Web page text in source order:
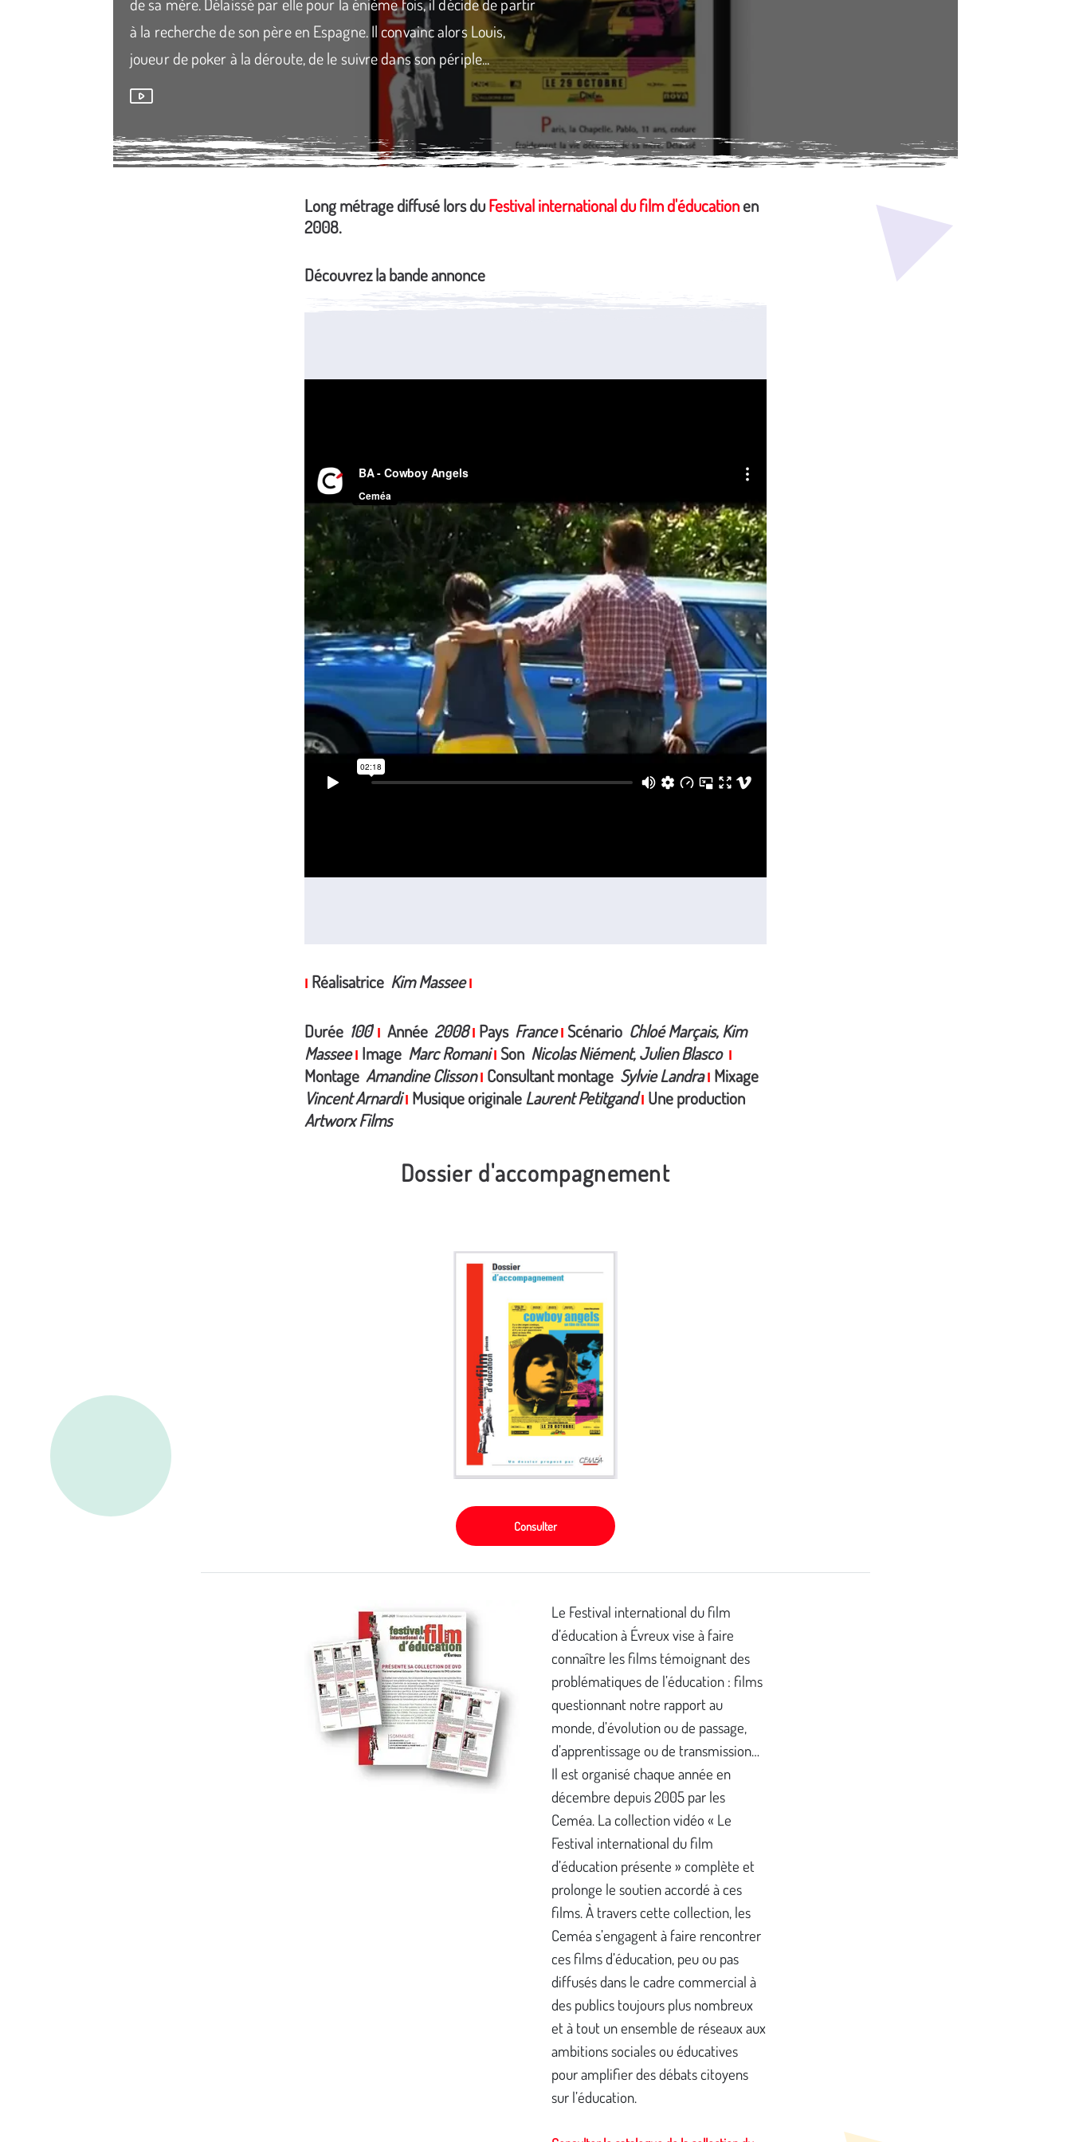
à la recherche de son père en Espagne. Il convainc alors Louis,
joueur de poker à la déroute, de le suivre dans son périple...
Long métrage diffusé lors duFestival international du film d'éducationen
2008.
Découvrez la bande annonce
I Réalisatrice Kim Massee I
Durée 100' I Année 2008 I Pays France I Scénario Chloé Marçais, Kim
Massee I Image Marc Romani I Son Nicolas Niément, Julien Blasco I
Montage Amandine Clisson I Consultant montage Sylvie Landra I Mixage
Vincent Arnardi I Musique originaleLaurent Petitgand I Une production
Artworx Films
Dossier d'accompagnement
Consulter
Le Festival international du film
d’éducation à Évreux vise à faire
connaître les films témoignant des
problématiques de l’éducation : films
questionnant notre rapport au
monde, d’évolution ou de passage,
d’apprentissage ou de transmission…
Il est organisé chaque année en
décembre depuis 2005 par les
Ceméa. La collection vidéo « Le
Festival international du film
d’éducation présente » complète et
prolonge le soutien accordé à ces
films. À travers cette collection, les
Ceméa s’engagent à faire rencontrer
ces films d’éducation, peu ou pas
diffusés dans le cadre commercial à
des publics toujours plus nombreux
et à tout un ensemble de réseaux aux
ambitions sociales ou éducatives
pour amplifier des débats citoyens
sur l’éducation.